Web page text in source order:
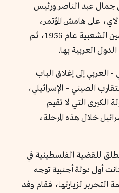
جمال عبد الناصر ورئيس
على هامش المؤتمر،
وأعقبه اعتراف مصر بالصين الشعبية عام 1956، ثم
العربية بها.
العربي إلى إغلاق الباب
الصيني – الإسرائيلي،
التي لا تقيم
خلال هذه المرحلة،
للقضية الفلسطينية في
أول دولة أجنبية توجه
لزيارتها، فقام وفد